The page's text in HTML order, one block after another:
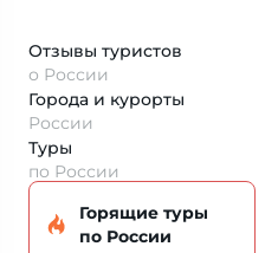
Отзывы туристов
о России
Города и курорты
России
Туры
по России
Горящие туры
по России